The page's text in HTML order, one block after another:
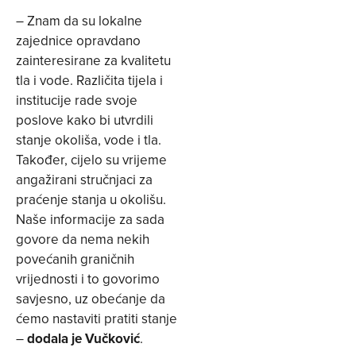
– Znam da su lokalne
zajednice opravdano
zainteresirane za kvalitetu
tla i vode. Različita tijela i
institucije rade svoje
poslove kako bi utvrdili
stanje okoliša, vode i tla.
Također, cijelo su vrijeme
angažirani stručnjaci za
praćenje stanja u okolišu.
Naše informacije za sada
govore da nema nekih
povećanih graničnih
vrijednosti i to govorimo
savjesno, uz obećanje da
ćemo nastaviti pratiti stanje
–dodala je Vučković.